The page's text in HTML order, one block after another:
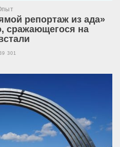
репортаж из ада»
сражающегося на
301